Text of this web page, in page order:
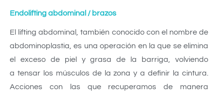
Endolifting abdominal / brazos
El lifting abdominal, también conocido con el nombre de
abdominoplastia, es una operación en la que se elimina
el exceso de piel y grasa de la barriga, volviendo
a tensar los músculos de la zona y a definir la cintura.
Acciones con las que recuperamos de manera